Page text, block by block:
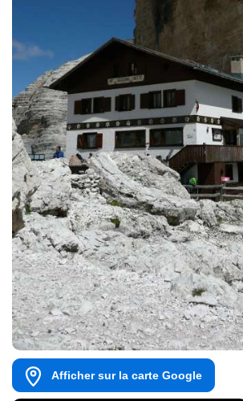
Afficher sur la carte Google